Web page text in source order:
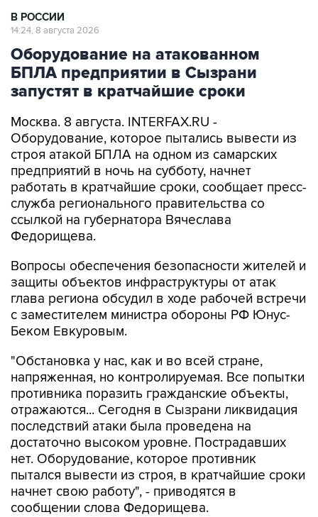
В РОССИИ
14:24, 8 августа 2026
Оборудование на атакованном
БПЛА предприятии в Сызрани
запустят в кратчайшие сроки
Москва. 8 августа. INTERFAX.RU -
Оборудование, которое пытались вывести из
строя атакой БПЛА на одном из самарских
предприятий в ночь на субботу, начнет
работать в кратчайшие сроки, сообщает пресс-
служба регионального правительства со
ссылкой на губернатора Вячеслава
Федорищева.
Вопросы обеспечения безопасности жителей и
защиты объектов инфраструктуры от атак
глава региона обсудил в ходе рабочей встречи
с заместителем министра обороны РФ Юнус-
Беком Евкуровым.
"Обстановка у нас, как и во всей стране,
напряженная, но контролируемая. Все попытки
противника поразить гражданские объекты,
отражаются... Сегодня в Сызрани ликвидация
последствий атаки была проведена на
достаточно высоком уровне. Пострадавших
нет. Оборудование, которое противник
пытался вывести из строя, в кратчайшие сроки
начнет свою работу", - приводятся в
сообщении слова Федорищева.